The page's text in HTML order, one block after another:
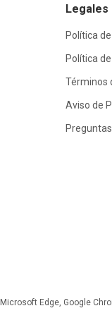
Legales
Política
Política
Términos
Aviso de
Edge, Google